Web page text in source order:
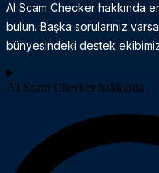
AI Scam Checker hakkında
bulun. Başka sorularınız
bünyesindeki destek
AI Scam Checker hakkında